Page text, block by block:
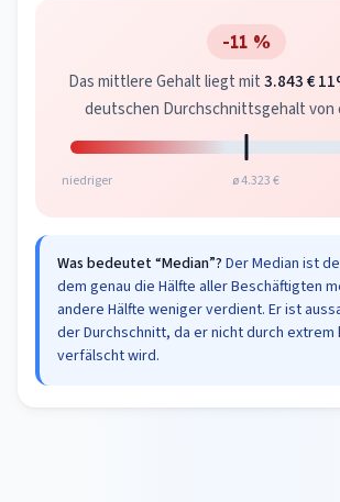
-11 %
Das mittlere Gehalt liegt mit3.843 €
deutschen Durchschnittsgehalt von
niedriger ø 4.323 €
Was bedeutet “Median”? Der Median ist
dem genau die Hälfte aller Beschäftigten
andere Hälfte weniger verdient. Er ist
der Durchschnitt, da er nicht durch extrem
verfälscht wird.